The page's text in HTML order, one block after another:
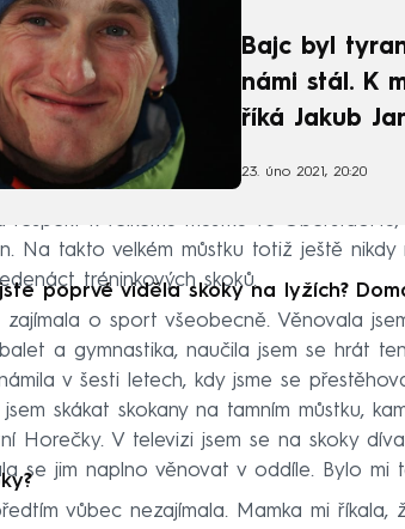
Bajc byl
námi stál. K
říká Jakub
23. úno 2021, 20:20
respekt k velkému můstku ve
Na takto velkém můstku totiž ještě
tréninkových skoků.
poprvé viděla skoky na lyžích?
zajímala o sport všeobecně. Věnovala
a gymnastika, naučila jsem se hrát
v šesti letech, kdy jsme se
skákat skokany na tamním můstku,
Horečky. V televizi jsem se na skoky
se jim naplno věnovat v oddíle. Bylo mi
vůbec nezajímala. Mamka mi říkala,